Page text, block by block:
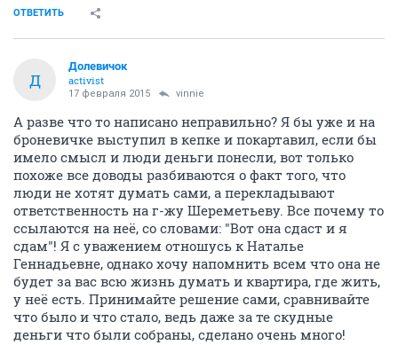
ОТВЕТИТЬ
Д
Долевичок
activist
17 февраля 2015 vinnie
А разве что то написано неправильно? Я бы уже и на
броневичке выступил в кепке и покартавил, если бы
имело смысл и люди деньги понесли, вот только
похоже все доводы разбиваются о факт того, что
люди не хотят думать сами, а перекладывают
ответственность на г-жу Шереметьеву. Все почему то
ссылаются на неё, со словами: "Вот она сдаст и я
сдам"! Я с уважением отношусь к Наталье
Геннадьевне, однако хочу напомнить всем что она не
будет за вас всю жизнь думать и квартира, где жить,
у неё есть. Принимайте решение сами, сравнивайте
что было и что стало, ведь даже за те скудные
деньги что были собраны, сделано очень много!